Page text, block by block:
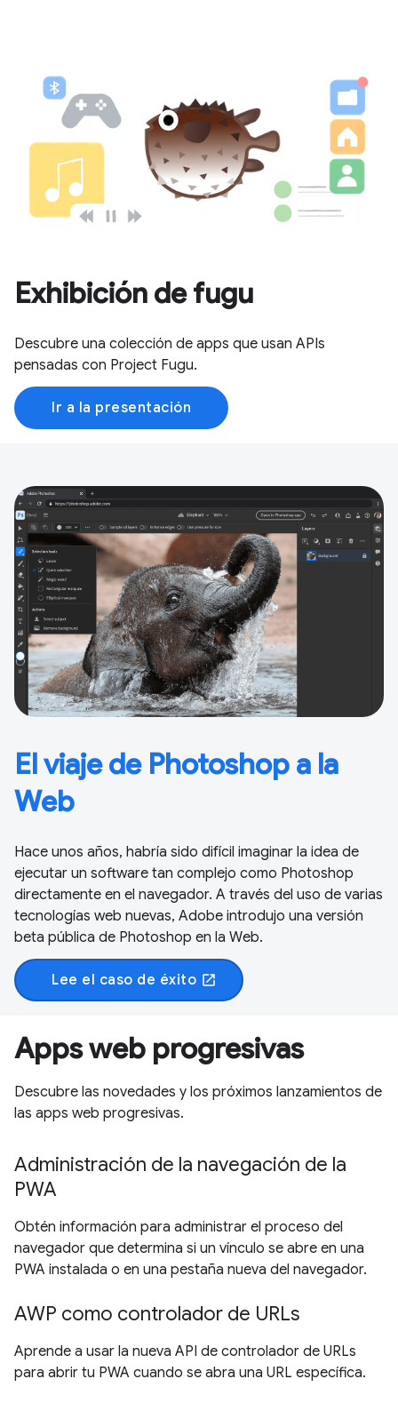
Exhibición de fugu
Descubre una colección de apps que usan APIs
pensadas con Project Fugu.
Ir a la presentación
El viaje de Photoshop a la
Web
Hace unos años, habría sido difícil imaginar la idea de
ejecutar un software tan complejo como Photoshop
directamente en el navegador. A través del uso de varias
tecnologías web nuevas, Adobe introdujo una versión
beta pública de Photoshop en la Web.
Lee el caso de éxito open_in_new
Apps web progresivas
Descubre las novedades y los próximos lanzamientos de
las apps web progresivas.
Administración de la navegación de la
PWA
Obtén información para administrar el proceso del
navegador que determina si un vínculo se abre en una
PWA instalada o en una pestaña nueva del navegador.
AWP como controlador de URLs
Aprende a usar la nueva API de controlador de URLs
para abrir tu PWA cuando se abra una URL específica.